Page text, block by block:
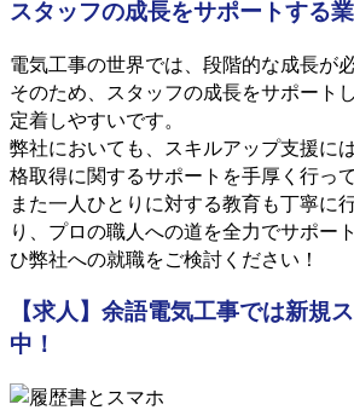
スタッフの成長をサポートする
電気工事の世界では、段階的な成長が必
そのため、スタッフの成長をサポート
定着しやすいです。
弊社においても、スキルアップ支援に
格取得に関するサポートを手厚く行って
また一人ひとりに対する教育も丁寧に
り、プロの職人への道を全力でサポー
ひ弊社への就職をご検討ください！
【求人】余語電気工事では新規
中！